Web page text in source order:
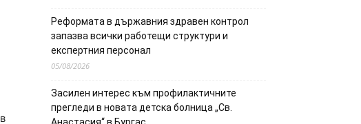
Реформата в държавния здравен контрол
запазва всички работещи структури и
експертния персонал
05/08/2026
Засилен интерес към профилактичните
прегледи в новата детска болница „Св.